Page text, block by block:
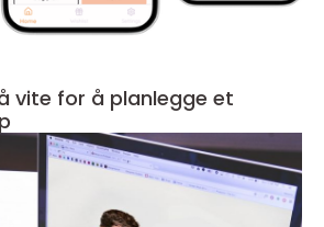
vite for å planlegge et